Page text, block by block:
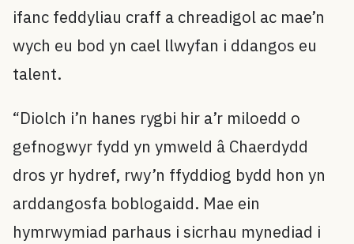
ifanc feddyliau craff a chreadigol ac mae’n
wych eu bod yn cael llwyfan i ddangos eu
talent.
“Diolch i’n hanes rygbi hir a’r miloedd o
gefnogwyr fydd yn ymweld â Chaerdydd
dros yr hydref, rwy’n ffyddiog bydd hon yn
arddangosfa boblogaidd. Mae ein
hymrwymiad parhaus i sicrhau mynediad i